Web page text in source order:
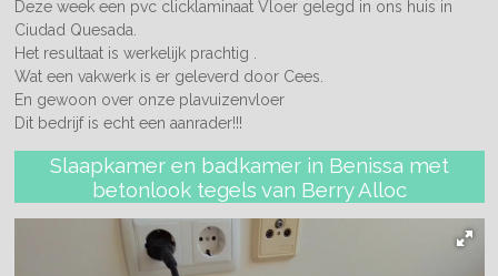
Deze week een pvc clicklaminaat Vloer gelegd in ons huis in
Ciudad Quesada.
Het resultaat is werkelijk prachtig .
Wat een vakwerk is er geleverd door Cees.
En gewoon over onze plavuizenvloer
Dit bedrijf is echt een aanrader!!!
Slaapkamer en badkamer in Benissa met
betonlook tegels van Berry Alloc